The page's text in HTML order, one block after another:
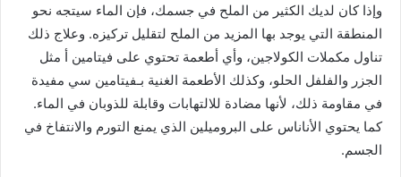
وإذا كان لديك الكثير من الملح في جسمك، فإن الماء سيتجه نحو
المنطقة التي يوجد بها المزيد من الملح لتقليل تركيزه. وعلاج ذلك
تناول مكملات الكولاجين، وأي أطعمة تحتوي على فيتامين أ مثل
الجزر والفلفل الحلو، وكذلك الأطعمة الغنية بـفيتامين سي مفيدة
في مقاومة ذلك، لأنها مضادة للالتهابات وقابلة للذوبان في الماء.
كما يحتوي الأناناس على البروميلين الذي يمنع التورم والانتفاخ في
الجسم.